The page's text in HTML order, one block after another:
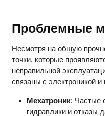
Проблемные
Несмотря на общую
точки, которые
неправильной
связаны с электроникой и
Мехатроник: Частые
гидравлики и отказы